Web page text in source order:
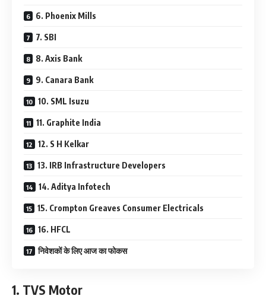
6. Phoenix Mills
7. SBI
8. Axis Bank
9. Canara Bank
10. SML Isuzu
11. Graphite India
12. S H Kelkar
13. IRB Infrastructure Developers
14. Aditya Infotech
15. Crompton Greaves Consumer Electricals
16. HFCL
निवेशकों के लिए आज का फोकस
1. TVS Motor